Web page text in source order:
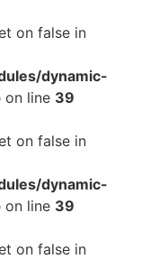
on false in
dynamic-
on line 39
on false in
dynamic-
on line 39
on false in